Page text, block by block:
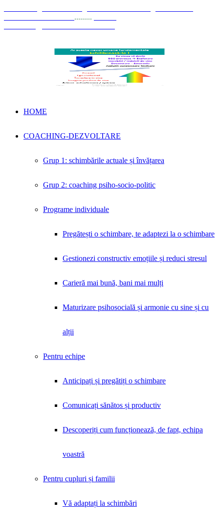
.........
HOME
COACHING-DEZVOLTARE
Grup 1: schimbările actuale și învățarea
Grup 2: coaching psiho-socio-politic
Programe individuale
Pregătești o schimbare, te adaptezi la o schimbare
Gestionezi constructiv emoțiile și reduci stresul
Carieră mai bună, bani mai mulți
Maturizare psihosocială și armonie cu sine și cu
alții
Pentru echipe
Anticipați și pregătiți o schimbare
Comunicați sănătos și productiv
Descoperiți cum funcționează, de fapt, echipa
voastră
Pentru cupluri și familii
Vă adaptați la schimbări